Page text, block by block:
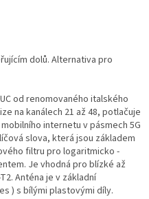
dolů. Alternativa pro
od renomovaného italského
na kanálech 21 až 48, potlačuje
internetu v pásmech 5G
slova, která jsou základem
filtru pro logaritmicko -
Je vhodná pro blízké až
Anténa je v základní
) s bílými plastovými díly.